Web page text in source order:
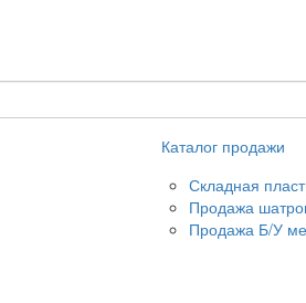
Каталог продажи
Складная
Продажа
Продажа Б/У